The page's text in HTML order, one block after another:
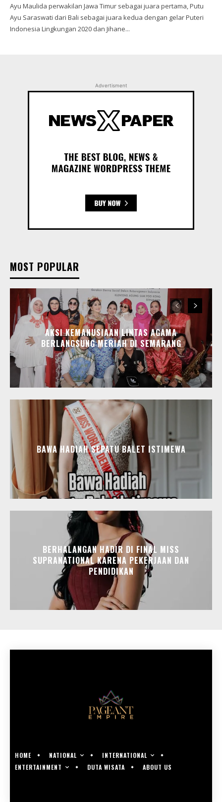
Ayu Maulida perwakilan Jawa Timur sebagai juara pertama, Putu
Ayu Saraswati dari Bali sebagai juara kedua dengan gelar Puteri
Indonesia Lingkungan 2020 dan Jihane...
Advertisment
MOST POPULAR
AKSI KEMANUSIAAN LINTAS AGAMA
BERLANGSUNG MERIAH DI SEMARANG
BAWA HADIAH SEPATU BALET ISTIMEWA
BERHALANGAN HADIR DI FINAL MISS
SUPRANATIONAL KARENA PEKERJAAN DAN
PENDIDIKAN
HOME NATIONAL
INTERNATIONAL
ENTERTAINMENT
DUTA WISATA ABOUT US